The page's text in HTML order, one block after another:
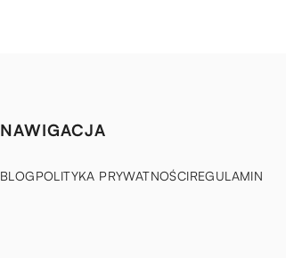
NAWIGACJA
BLOGPOLITYKA PRYWATNOŚCIREGULAMIN